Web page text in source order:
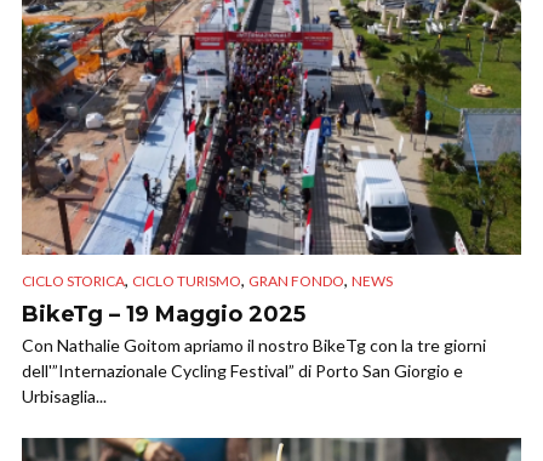
CICLO STORICA, CICLO TURISMO, GRAN FONDO, NEWS
BikeTg – 19 Maggio 2025
Con Nathalie Goitom apriamo il nostro BikeTg con la tre giorni
dell'”Internazionale Cycling Festival” di Porto San Giorgio e
Urbisaglia...